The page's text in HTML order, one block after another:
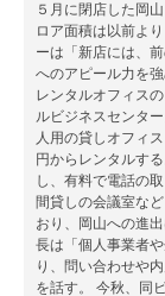
５月に閉店した岡
ロア面積は以前よ
ーは「新店には、
へのアピール力を
レンタルオフィス
ルビジネスセンタ
人用の貸しオフィ
円からレンタルす
し、有料で電話の
間貸しの会議室な
おり、岡山への進
長は「個人事業者
り、問い合わせや
を話す。 今秋、同